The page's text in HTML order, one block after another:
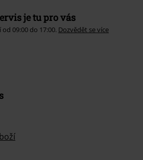
je tu pro vás
09:00 do 17:00. Dozvědět se více